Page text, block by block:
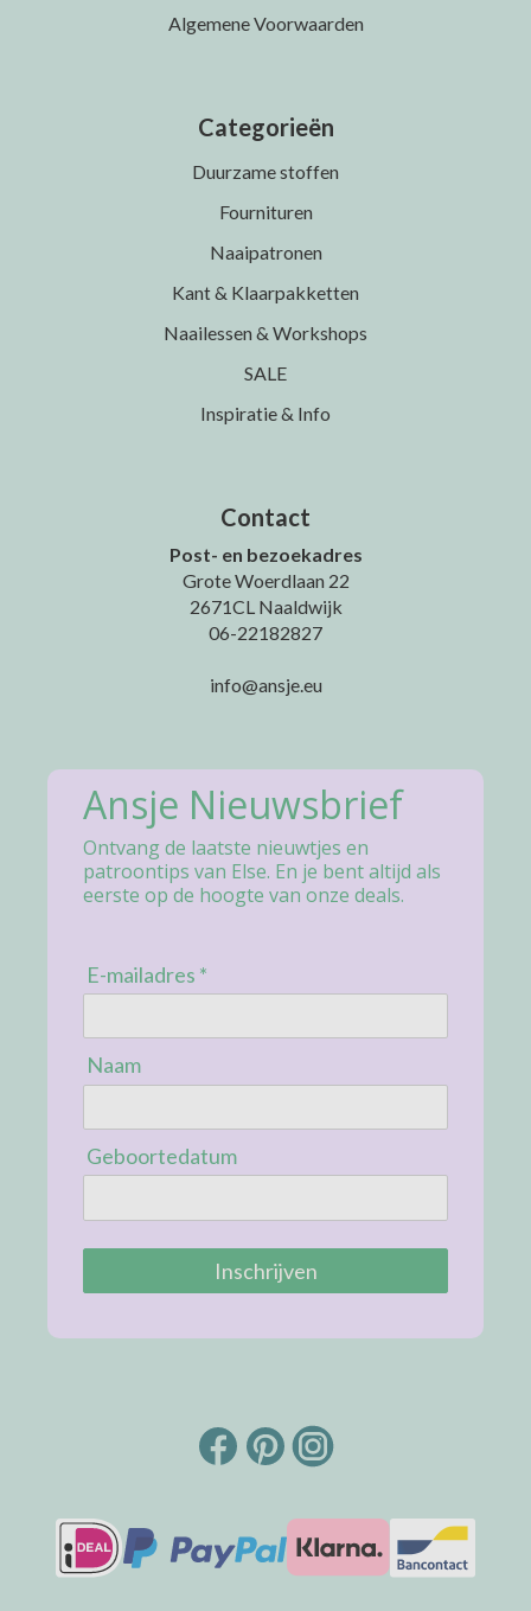
Algemene Voorwaarden
Categorieën
Duurzame stoffen
Fournituren
Naaipatronen
Kant & Klaarpakketten
Naailessen & Workshops
SALE
Inspiratie & Info
Contact
Post- en bezoekadres
Grote Woerdlaan 22
2671CL Naaldwijk
06-22182827
info@ansje.eu
Ansje Nieuwsbrief
Ontvang de laatste nieuwtjes en
patroontips van Else. En je bent altijd als
eerste op de hoogte van onze deals.
E-mailadres *
Naam
Geboortedatum
Inschrijven